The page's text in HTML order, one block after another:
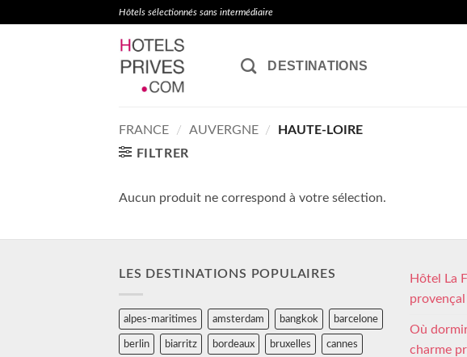
Hôtels sélectionnés sans intermédiaire
DESTINATIONS
FRANCE / AUVERGNE /
HAUTE-LOIRE
FILTRER
Aucun produit ne correspond à votre sélection.
LES DESTINATIONS POPULAIRES
alpes-maritimes amsterdam bangkok barcelone
berlin biarritz bordeaux bruxelles cannes
Hôtel La
Où
charme